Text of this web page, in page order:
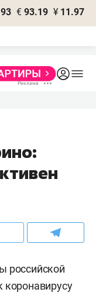
€ 93.19 ¥ 11.97
российской
коронавирусу